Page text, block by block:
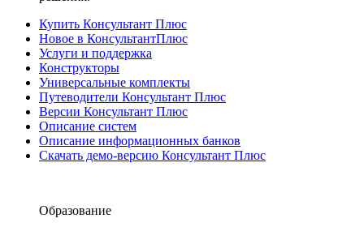
Купить Консультант Плюс
Новое в КонсультантПлюс
Услуги и поддержка
Конструкторы
Универсальные комплекты
Путеводители Консультант Плюс
Версии Консультант Плюс
Описание систем
Описание информационных банков
Скачать демо-версию Консультант Плюс
Образование